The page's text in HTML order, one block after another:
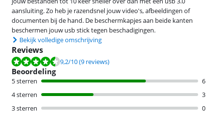
aansluiting. Zo heb je razendsnel jouw video's, afbeeldingen of
documenten bij de hand. De beschermkapjes aan beide kanten
beschermen jouw usb stick tegen beschadigingen.
Bekijk volledige omschrijving
Reviews
Beoordeling is 9,2 van de 10, gebaseerd op 9 reviews.
9,2/10(9 reviews)
Beoordeling
5 sterren
6
4 sterren
3
3 sterren
0